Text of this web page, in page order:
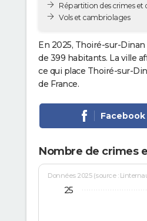
Répartition des crimes et
Vols et cambriolages
En 2025, Thoiré-sur-
de 399 habitants. La ville
ce qui place Thoiré-sur-
de France.
Facebook
Nombre de crimes
Données 2025 (source :
25